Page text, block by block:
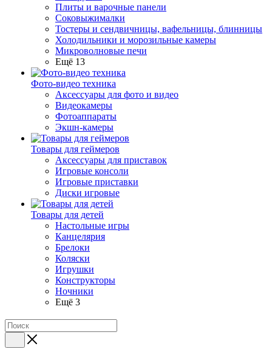
Плиты и варочные панели
Соковыжималки
Тостеры и сендвичницы, вафельницы, блинницы
Холодильники и морозильные камеры
Микроволновые печи
Ещё 13
Фото-видео техника
Аксессуары для фото и видео
Видеокамеры
Фотоаппараты
Экшн-камеры
Товары для геймеров
Аксессуары для приставок
Игровые консоли
Игровые приставки
Диски игровые
Товары для детей
Настольные игры
Канцелярия
Брелоки
Коляски
Игрушки
Конструкторы
Ночники
Ещё 3